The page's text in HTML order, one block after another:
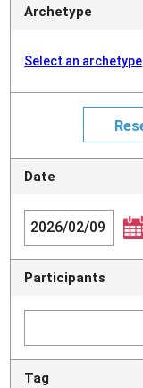
Archetype
Select an archetype
Date
Participants
Tag